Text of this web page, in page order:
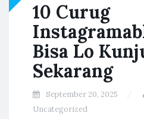
10 Curug
Bisa Lo
Sekarang
September 20, 2025
Uncategorized